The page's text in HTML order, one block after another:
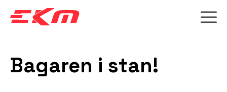
till
Bagaren i stan!